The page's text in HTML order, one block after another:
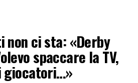
non ci sta: «Derby
spaccare la TV,
giocatori…»